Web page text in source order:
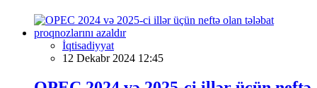
İqtisadiyyat
12 Dekabr 2024 12:45